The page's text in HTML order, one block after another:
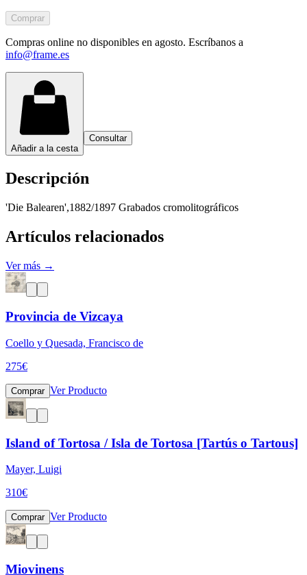
Comprar
Compras online no disponibles en agosto. Escríbanos a
info@frame.es
Añadir a la cesta
Consultar
Descripción
'Die Balearen',1882/1897 Grabados cromolitográficos
Artículos relacionados
Ver más →
Provincia de Vizcaya
Coello y Quesada, Francisco de
275€
Comprar Ver Producto
Island of Tortosa / Isla de Tortosa [Tartús o Tartous]
Mayer, Luigi
310€
Comprar Ver Producto
Miovinens